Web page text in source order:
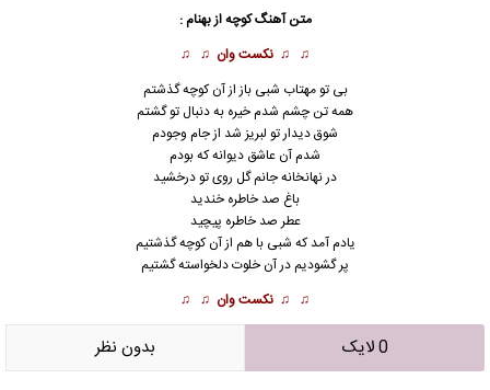
متن آهنگ کوچه از بهنام :
♫ ♫ نکست وان ♫ ♫
بی تو مهتاب شبی باز از آن کوچه گذشتم
همه تن چشم شدم خیره به دنبال تو گشتم
شوق دیدار تو لبریز شد از جام وجودم
شدم آن عاشق دیوانه که بودم
در نهانخانه جانم گل روی تو درخشید
باغ صد خاطره خندید
عطر صد خاطره پیچید
یادم آمد که شبی با هم از آن کوچه گذشتیم
پر گشودیم در آن خلوت دلخواسته گشتیم
♫ ♫ نکست وان ♫ ♫
0 لایک بدون نظر